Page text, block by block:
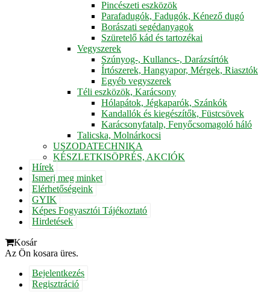
Pincészeti eszközök
Parafadugók, Fadugók, Kénező dugó
Borászati segédanyagok
Szüretelő kád és tartozékai
Vegyszerek
Szúnyog-, Kullancs-, Darázsírtók
Írtószerek, Hangyapor, Mérgek, Riasztók
Egyéb vegyszerek
Téli eszközök, Karácsony
Hólapátok, Jégkaparók, Szánkók
Kandallók és kiegészítők, Füstcsövek
Karácsonyfatalp, Fenyőcsomagoló háló
Talicska, Molnárkocsi
USZODATECHNIKA
KÉSZLETKISÖPRÉS, AKCIÓK
Hírek
Ismerj meg minket
Elérhetőségeink
GYIK
Képes Fogyasztói Tájékoztató
Hirdetések
Kosár
Az Ön kosara üres.
Bejelentkezés
Regisztráció